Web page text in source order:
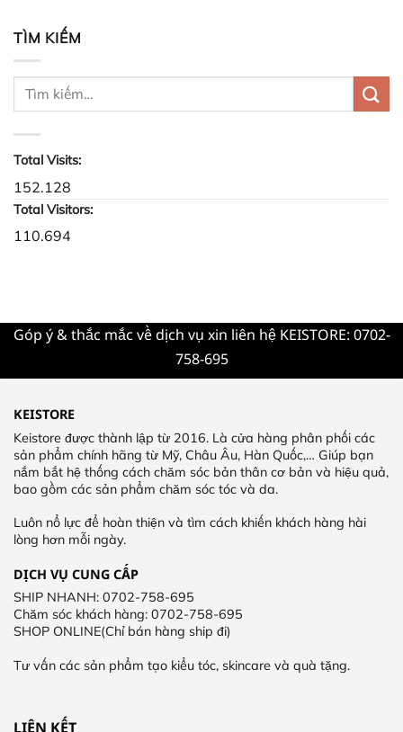
hợp
khuôn
TÌM KIẾM
Total Visits:
152.128
Total Visitors:
110.694
Góp ý & thắc mắc về dịch vụ xin liên hệ KEISTORE: 0702-
758-695
KEISTORE
Keistore được thành lập từ 2016. Là cửa hàng phân phối các
sản phẩm chính hãng từ Mỹ, Châu Âu, Hàn Quốc,… Giúp bạn
nắm bắt hệ thống cách chăm sóc bản thân cơ bản và hiệu quả,
bao gồm các sản phẩm chăm sóc tóc và da.
Luôn nổ lực để hoàn thiện và tìm cách khiến khách hàng hài
lòng hơn mỗi ngày.
DỊCH VỤ CUNG CẤP
SHIP NHANH: 0702-758-695
Chăm sóc khách hàng: 0702-758-695
SHOP ONLINE(Chỉ bán hàng ship đi)
Tư vấn các sản phẩm tạo kiểu tóc, skincare và quà tặng.
LIÊN KẾT